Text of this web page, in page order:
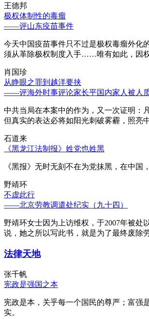
王德邦
极权体制性的毒瘤
——评山东疫苗事件
今天中国疫苗事件只不过是极权毒瘤外化
须从革除极权制度入手……唯有如此，因
肖国珍
从睁眼之罪到越洋要挟
——评海外时事评论家长平国内家人被人
中共当局在本案中的作为，又一次证明：
但真实的表达必将如阳光刺破雾霾，照亮中
石道来
《黑龙江法制报》姓党也姓黑
《黑报》无时无刻不在为党抹黑，在中国
野靖环
不虚此行
——北京劳教调遣处纪实（九十四）
野靖环女士因为上访维权，于2007年被
说，她之所以写此书，就是为了最终废除
法律天地
张千帆
宪政是强国之本
宪政是本，关乎每一个国民的尊严；富强
实。